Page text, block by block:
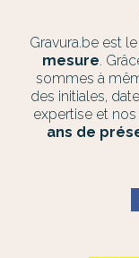
Gravura.be est
mesure.
sommes à
des initiales,
expertise et
ans de